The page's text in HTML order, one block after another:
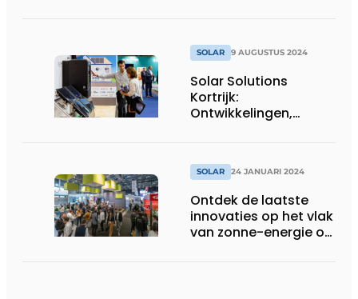
SOLAR 9 AUGUSTUS 2024
Solar Solutions
Kortrijk:
Ontwikkelingen,
Toekomst
SOLAR 24 JANUARI 2024
Ontdek de laatste
innovaties op het vlak
van zonne-energie op